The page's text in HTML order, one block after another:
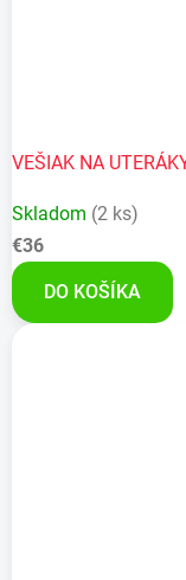
VEŠIAK NA
Skladom (2 ks)
€36
DO KOŠÍKA